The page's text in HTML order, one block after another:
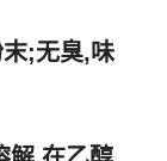
;无臭,味